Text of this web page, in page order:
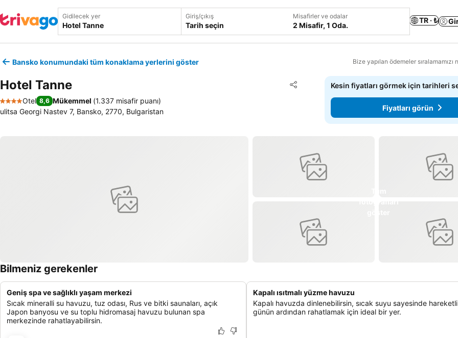
Gidilecek yer Giriş/çıkış
Tarih seçin
Misafirler ve odalar
2 Misafir, 1 Oda.
TR · ₺
Bansko konumundaki tüm konaklama yerlerini göster Bize yapılan ödemeler sıralamamızı
Hotel Tanne Paylaş
Favorilerime ekle
4 Yıldız
Otel 8,6 Mükemmel (1.337 misafir puanı)
ulitsa Georgi Nastev 7, Bansko, 2770, Bulgaristan
Kesin fiyatları görmek için tarihleri
Fiyatları görün
Bilmeniz gerekenler
Geniş spa ve sağlıklı yaşam merkezi
Sıcak mineralli su havuzu, tuz odası, Rus ve bitki saunaları, açık
Japon banyosu ve su toplu hidromasaj havuzu bulunan spa
merkezinde rahatlayabilirsin.
Kapalı ısıtmalı yüzme havuzu
Kapalı havuzda dinlenebilirsin, sıcak suyu sayesinde
günün ardından rahatlamak için ideal bir yer.